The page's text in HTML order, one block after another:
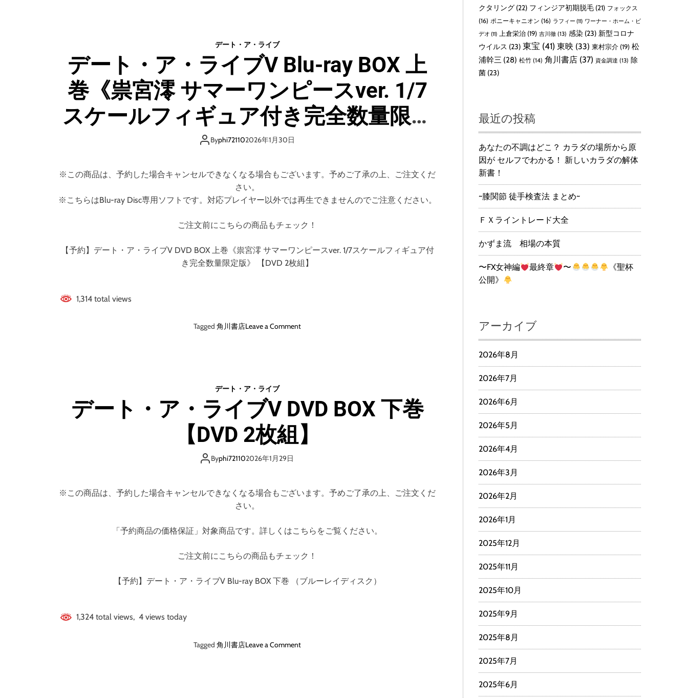
・
ラ
イ
ブ
V
a
B
O
上
《
通
ル
ク
）
デート・ア・ライブ
デート・ア・ライブV Blu-ray BOX 上
巻《祟宮澪 サマーワンピースver. 1/7
スケールフィギュア付き完全数量限定
版》 （ブルーレイディスク）
Byphi721102026年1月30日
※この商品は、予約した場合キャンセルできなくなる場合もございます。予めご了承の上、ご注文くだ
さい。
※こちらはBlu-ray Disc専用ソフトです。対応プレイヤー以外では再生できませんのでご注意ください。
ご注文前にこちらの商品もチェック！
【予約】デート・ア・ライブV DVD BOX 上巻《祟宮澪 サマーワンピースver. 1/7スケールフィギュア付
き完全数量限定版》 【DVD 2枚組】
1,314 total views
Tagged 角川書店Leave a Commento
・
ラ
イ
ブ
-
y
O
X
巻
デート・ア・ライブ
デート・ア・ライブV DVD BOX 下巻
【DVD 2枚組】
Byphi721102026年1月29日
※この商品は、予約した場合キャンセルできなくなる場合もございます。予めご了承の上、ご注文くだ
さい。
「予約商品の価格保証」対象商品です。詳しくはこちらをご覧ください。
ご注文前にこちらの商品もチェック！
【予約】デート・ア・ライブV Blu-ray BOX 下巻 （ブルーレイディスク）
1,324 total views, 4 views today
Tagged 角川書店Leave a Commento
クタリング (22) フィンジア初期脱毛 (21) フォックス
(16) ポニーキャニオン (16) ラフィー (11) ワーナー・ホーム・ビ
デオ (11) 上倉栄治 (19) 吉川徹 (13) 感染 (23) 新型コロナ
ウイルス (23) 東宝 (41) 東映 (33) 東村宗介 (19) 松
浦幹三 (28) 松竹 (14) 角川書店 (37) 資金調達 (13) 除
菌 (23)
最近の投稿
あなたの不調はどこ？ カラダの場所から原
因が セルフでわかる！ 新しいカラダの解体
新書！
~膝関節 徒手検査法 まとめ~
ＦＸライントレード大全
かずま流 相場の本質
〜FX女神編 最終章 〜
《聖杯
公開》
アーカイブ
2026年8月
2026年7月
2026年6月
2026年5月
2026年4月
2026年3月
2026年2月
2026年1月
2025年12月
2025年11月
2025年10月
2025年9月
2025年8月
2025年7月
2025年6月